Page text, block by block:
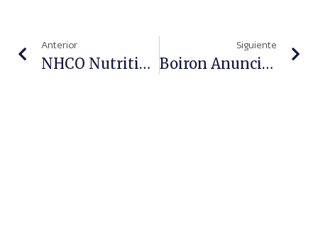
Anterior
NHCO Nutrition® Acoge En Su Stand De Infarma La Grabación Del Podcast De Cristina Mitre Sobre La Importancia De Los Micronutrientes Para La Salud
Siguiente
Boiron Anuncia Su Asociación Con La Italiana Giuliani Para Distribuir Bioscalin